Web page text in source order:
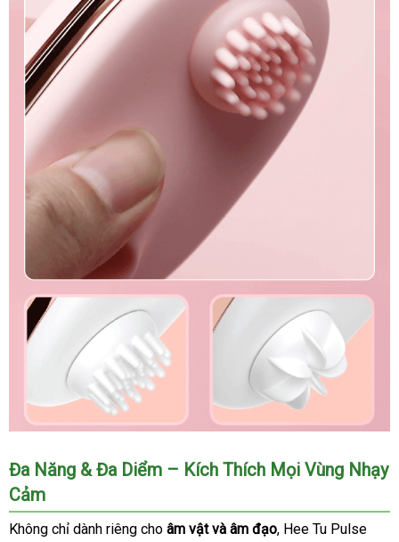
Máy
massage
lưỡi
liếm
hình
Đa Năng & Đa Diểm – Kích Thích Mọi Vùng Nhạy
Cảm
Không chỉ dành tốt
riêng cho âm vậttổng
và âm đạogiá
, Hee Tu Pulse